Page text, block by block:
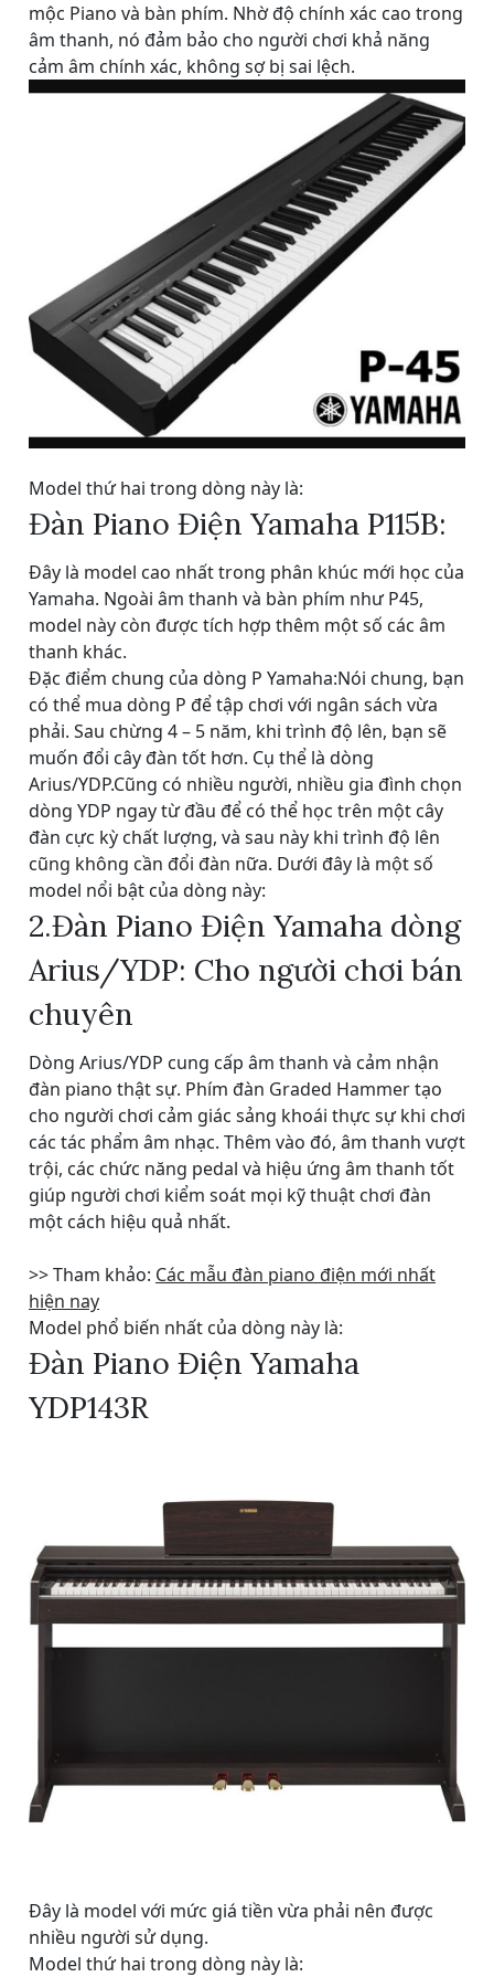
mộc Piano và bàn phím. Nhờ độ chính xác cao trong
âm thanh, nó đảm bảo cho người chơi khả năng
cảm âm chính xác, không sợ bị sai lệch.
Model thứ hai trong dòng này là:
Đàn Piano Điện Yamaha P115B:
Đây là model cao nhất trong phân khúc mới học của
Yamaha. Ngoài âm thanh và bàn phím như P45,
model này còn được tích hợp thêm một số các âm
thanh khác.
Đặc điểm chung của dòng P Yamaha:Nói chung, bạn
có thể mua dòng P để tập chơi với ngân sách vừa
phải. Sau chừng 4 – 5 năm, khi trình độ lên, bạn sẽ
muốn đổi cây đàn tốt hơn. Cụ thể là dòng
Arius/YDP.Cũng có nhiều người, nhiều gia đình chọn
dòng YDP ngay từ đầu để có thể học trên một cây
đàn cực kỳ chất lượng, và sau này khi trình độ lên
cũng không cần đổi đàn nữa. Dưới đây là một số
model nổi bật của dòng này:
2.Đàn Piano Điện Yamaha dòng
Arius/YDP: Cho người chơi bán
chuyên
Dòng Arius/YDP cung cấp âm thanh và cảm nhận
đàn piano thật sự. Phím đàn Graded Hammer tạo
cho người chơi cảm giác sảng khoái thực sự khi chơi
các tác phẩm âm nhạc. Thêm vào đó, âm thanh vượt
trội, các chức năng pedal và hiệu ứng âm thanh tốt
giúp người chơi kiểm soát mọi kỹ thuật chơi đàn
một cách hiệu quả nhất.
>> Tham khảo: Các mẫu đàn piano điện mới nhất
hiện nay
Model phổ biến nhất của dòng này là:
Đàn Piano Điện Yamaha
YDP143R
Đây là model với mức giá tiền vừa phải nên được
nhiều người sử dụng.
Model thứ hai trong dòng này là: